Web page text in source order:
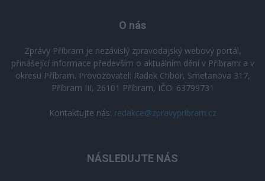
O nás
Zprávy Příbram je nezávislý zpravodajský webový portál,
přinášející informace především o aktuálním dění v Příbrami a v
okresu Příbram. Provozovatel: Radek Ctibor, Smetanova 317,
Příbram III, 26101 Příbram, IČO: 63799731
Kontaktujte nás: redakce@zpravypribram.cz
NÁSLEDUJTE NÁS